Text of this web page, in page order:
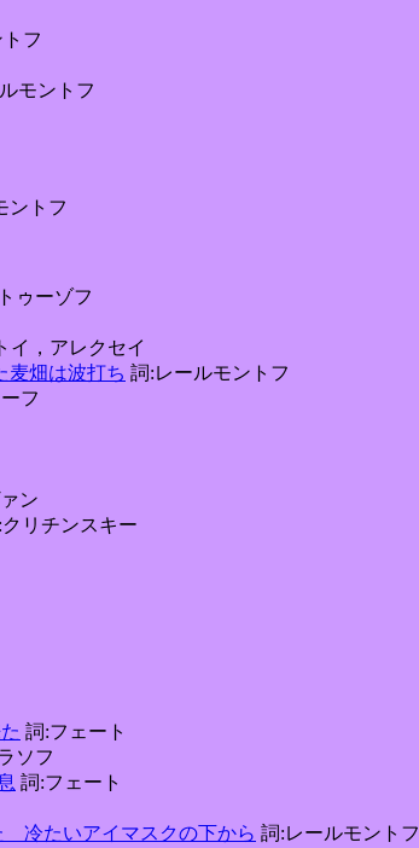
フ
モントフ
ントフ
ゥーゾフ
イ，アレクセイ
麦畑は波打ち 詞:レールモントフ
フ
ン
リチンスキー
詞:フェート
ソフ
詞:フェート
冷たいアイマスクの下から 詞:レールモントフ